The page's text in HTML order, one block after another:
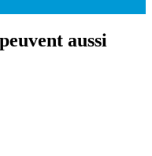
aussi